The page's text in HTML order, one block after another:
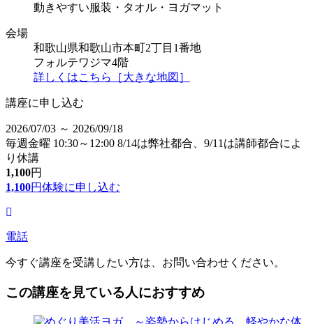
動きやすい服装・タオル・ヨガマット
会場
和歌山県和歌山市本町2丁目1番地
フォルテワジマ4階
詳しくはこちら［大きな地図］
講座に申し込む
2026/07/03 ～ 2026/09/18
毎週金曜 10:30～12:00 8/14は弊社都合、9/11は講師都合によ
り休講
1,100円
1,100円体験に申し込む
電話
今すぐ講座を受講したい方は、お問い合わせください。
この講座を見ている人におすすめ